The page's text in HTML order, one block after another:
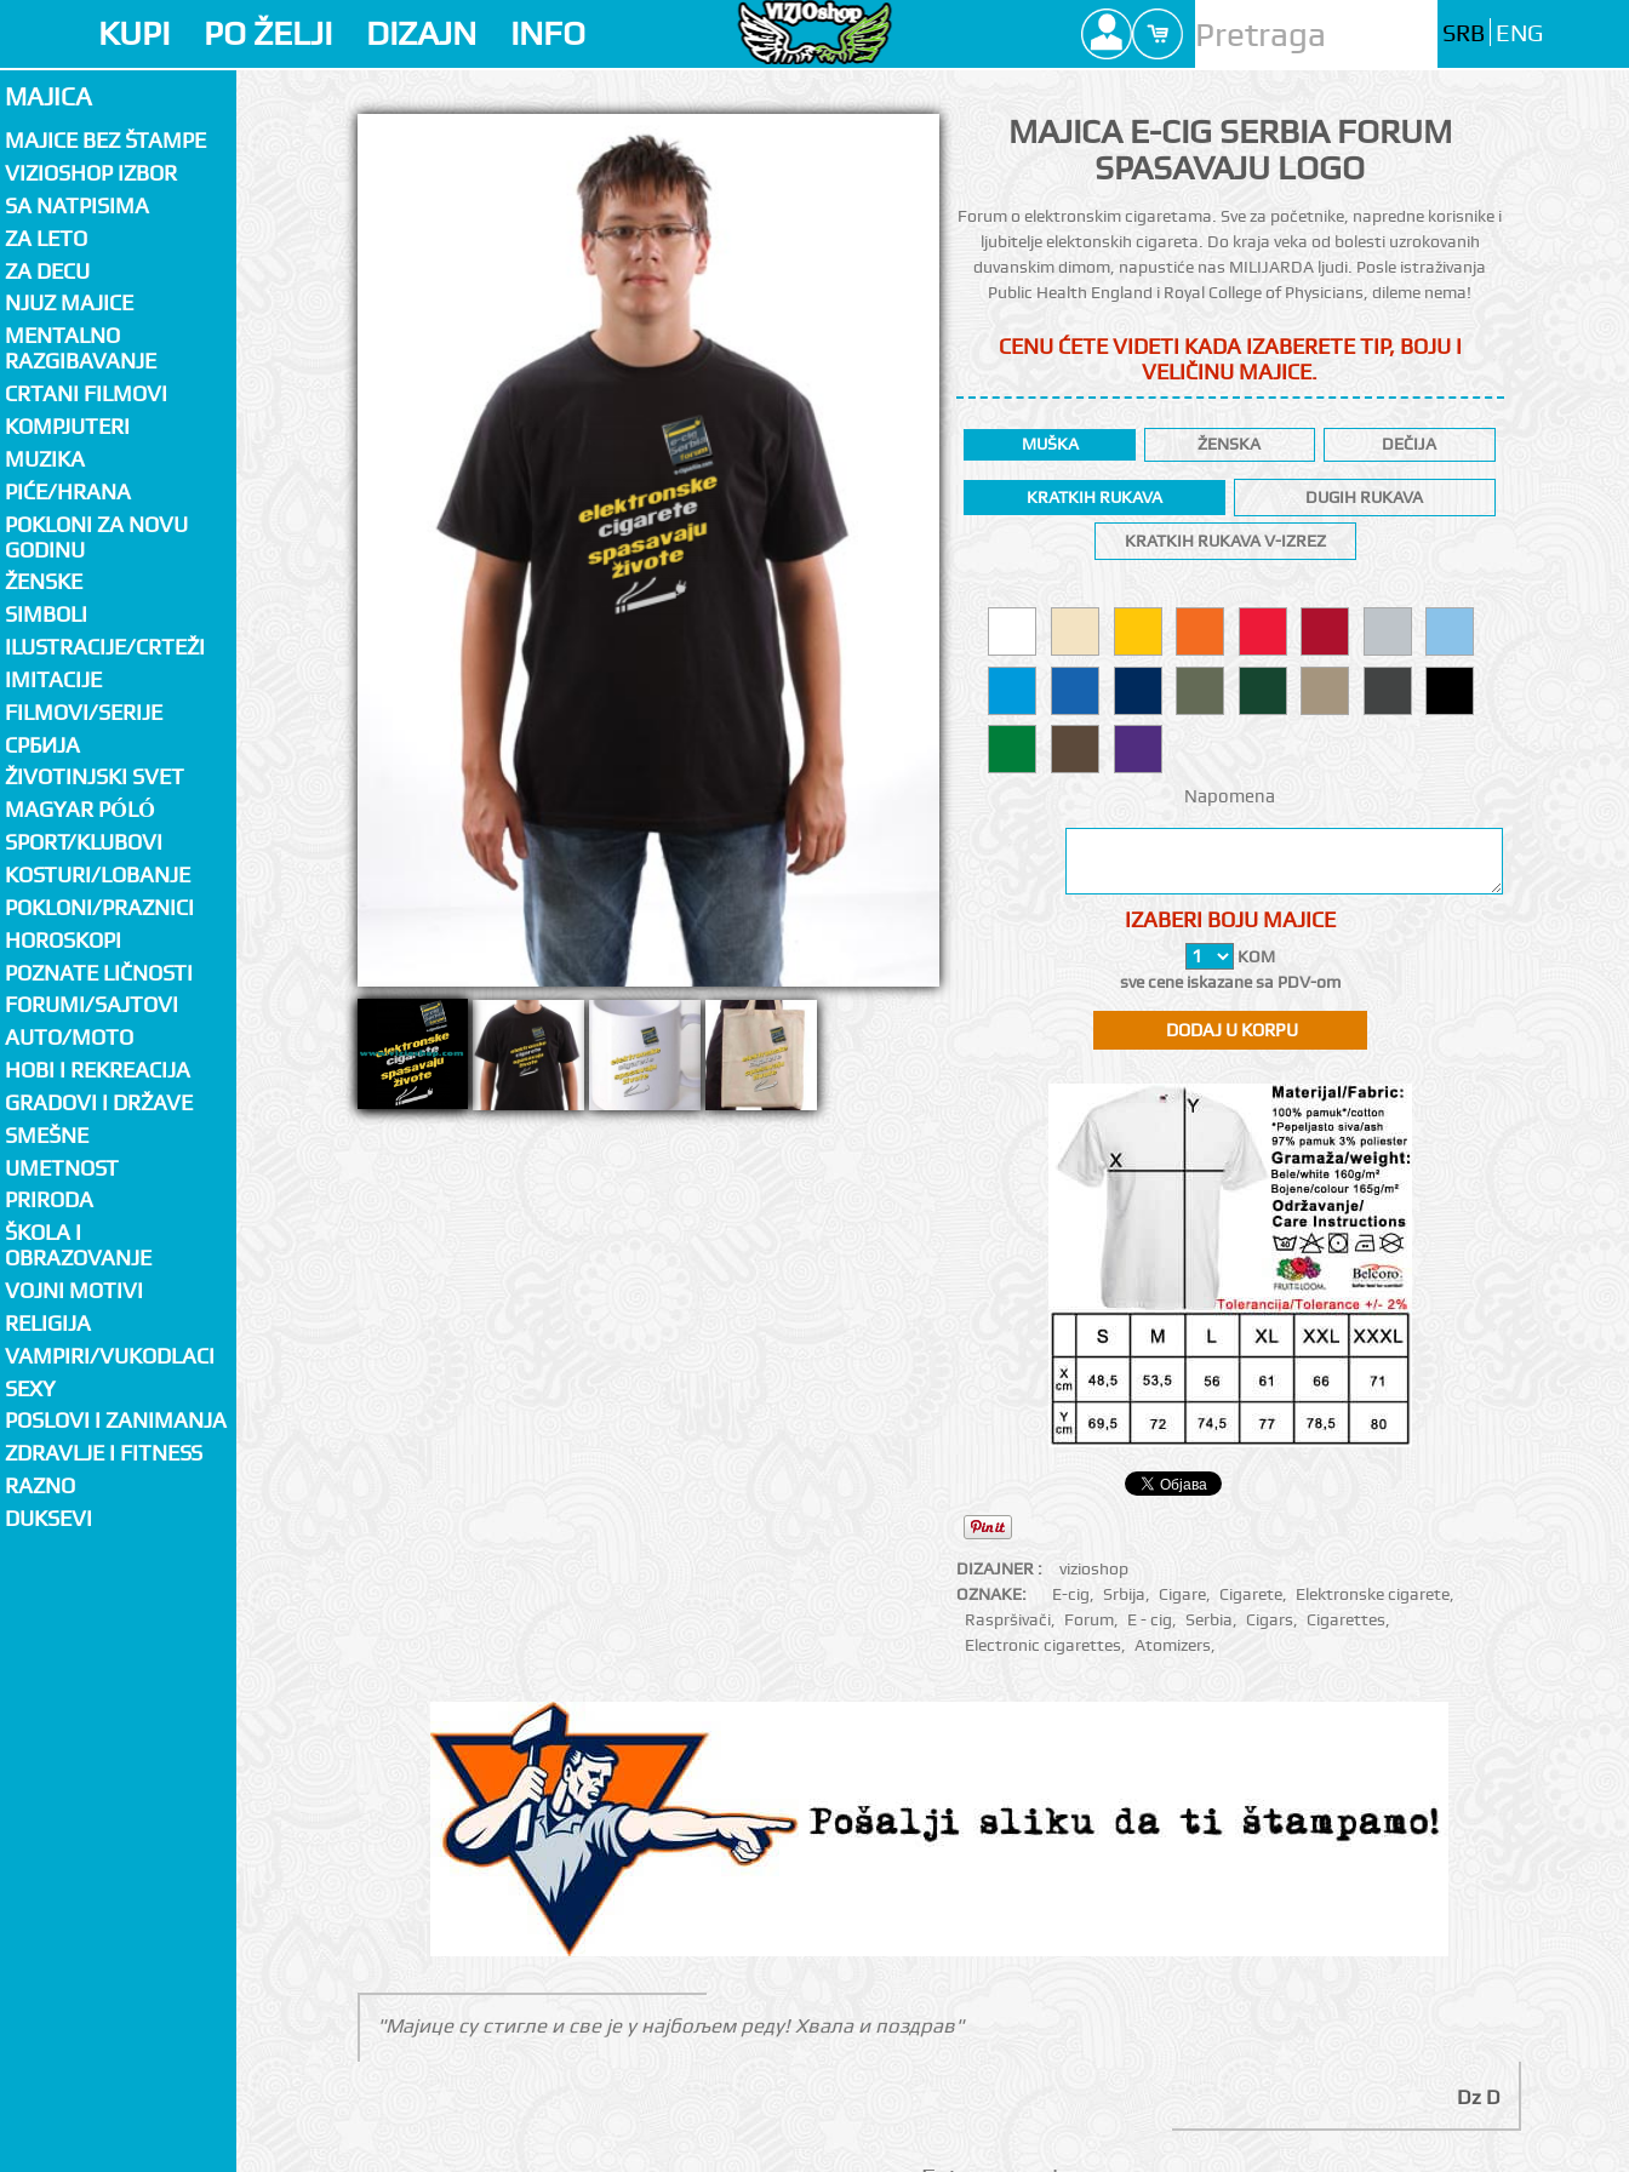
KUPI PO ŽELJI DIZAJN INFO SRB ENG
MAJICA
MAJICE BEZ ŠTAMPE
VIZIOSHOP IZBOR
SA NATPISIMA
ZA LETO
ZA DECU
NJUZ MAJICE
MENTALNO
RAZGIBAVANJE
CRTANI FILMOVI
KOMPJUTERI
MUZIKA
PIĆE/HRANA
POKLONI ZA NOVU
GODINU
ŽENSKE
SIMBOLI
ILUSTRACIJE/CRTEŽI
IMITACIJE
FILMOVI/SERIJE
СРБИЈА
ŽIVOTINJSKI SVET
MAGYAR PÓLÓ
SPORT/KLUBOVI
KOSTURI/LOBANJE
POKLONI/PRAZNICI
HOROSKOPI
POZNATE LIČNOSTI
FORUMI/SAJTOVI
AUTO/MOTO
HOBI I REKREACIJA
GRADOVI I DRŽAVE
SMEŠNE
UMETNOST
PRIRODA
ŠKOLA I
OBRAZOVANJE
VOJNI MOTIVI
RELIGIJA
VAMPIRI/VUKODLACI
SEXY
POSLOVI I ZANIMANJA
ZDRAVLJE I FITNESS
RAZNO
DUKSEVI
MAJICA E-CIG SERBIA FORUM
SPASAVAJU LOGO
Forum o elektronskim cigaretama. Sve za početnike, napredne korisnike i
ljubitelje elektonskih cigareta. Do kraja veka od bolesti uzrokovanih
duvanskim dimom, napustiće nas MILIJARDA ljudi.​ Posle istraživanja
Public Health England i Royal College of Physicians, dileme nema!
CENU ĆETE VIDETI KADA IZABERETE TIP, BOJU I
VELIČINU MAJICE.
MUŠKA ŽENSKA DEČIJA
KRATKIH RUKAVA DUGIH RUKAVA
KRATKIH RUKAVA V-IZREZ
Napomena
IZABERI BOJU MAJICE
KOM
sve cene iskazane sa PDV-om
DIZAJNER :
vizioshop
OZNAKE:
E-cig Srbija Cigare, Cigarete, Elektronske cigarete,
Raspršivači, Forum, E - cig Serbia Cigars Cigarettes
Electronic cigarettes
Atomizers
"Мајице су стигле и све је у најбољем реду! Хвала и поздрав"
Dz D